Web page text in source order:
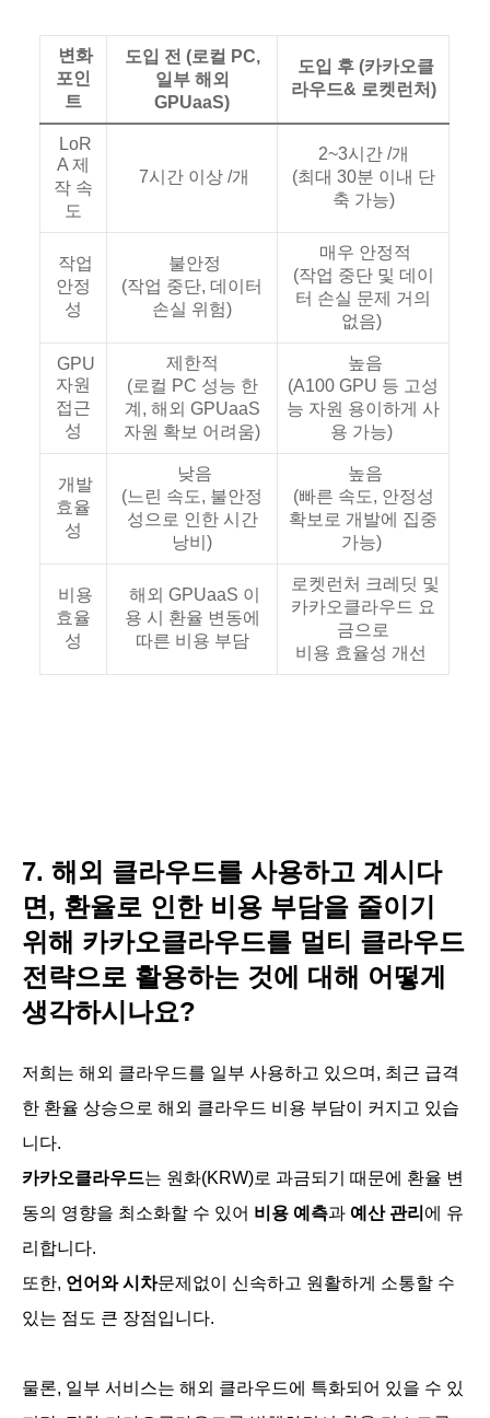
변화
포인
트
도입 전 (로컬 PC,
일부 해외
GPUaaS)
도입 후 (카카오클
라우드& 로켓런처)
LoR
A 제
작 속
도
7시간 이상 /개
2~3시간 /개
(최대 30분 이내 단
축 가능)
작업
안정
성
불안정
(작업 중단, 데이터
손실 위험)
매우 안정적
(작업 중단 및 데이
터 손실 문제 거의
없음)
GPU
자원
접근
성
제한적
(로컬 PC 성능 한
계, 해외 GPUaaS
자원 확보 어려움)
높음
(A100 GPU 등 고성
능 자원 용이하게 사
용 가능)
개발
효율
성
낮음
(느린 속도, 불안정
성으로 인한 시간
낭비)
높음
(빠른 속도, 안정성
확보로 개발에 집중
가능)
비용
효율
성
해외 GPUaaS 이
용 시 환율 변동에
따른 비용 부담
로켓런처 크레딧 및
카카오클라우드 요
금으로
비용 효율성 개선
7. 해외 클라우드를 사용하고 계시다
면, 환율로 인한 비용 부담을 줄이기
위해 카카오클라우드를 멀티 클라우드
전략으로 활용하는 것에 대해 어떻게
생각하시나요?
저희는 해외 클라우드를 일부 사용하고 있으며, 최근 급격
한 환율 상승으로 해외 클라우드 비용 부담이 커지고 있습
니다.
카카오클라우드는 원화(KRW)로 과금되기 때문에 환율 변
동의 영향을 최소화할 수 있어 비용 예측과 예산 관리 에 유
리합니다.
또한, 언어와시차문제없이 신속하고 원활하게 소통할 수
있는 점도 큰 장점입니다.
물론, 일부 서비스는 해외 클라우드에 특화되어 있을 수 있